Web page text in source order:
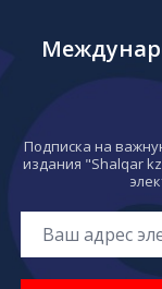
Подписка на
издания "Shalqar